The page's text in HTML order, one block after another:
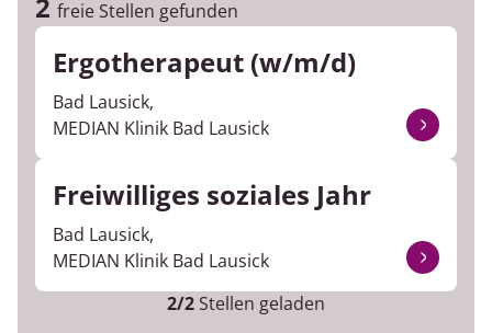
freie Stellen gefunden
Ergotherapeut (w/m/d)
Bad Lausick,
MEDIAN Klinik Bad Lausick
Freiwilliges soziales Jahr
Bad Lausick,
MEDIAN Klinik Bad Lausick
2/2 Stellen geladen